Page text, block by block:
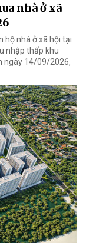
nhà ở xã
hộ nhà ở xã hội tại
nhập thấp khu
ngày 14/09/2026,